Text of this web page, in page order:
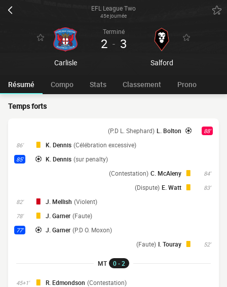
EFL League Two
45e journée
Carlisle
Terminé
2 - 3
Salford
Résumé Compo Stats Classement Prono
Temps forts
88'
L. Bolton
(P.D L. Shephard)
86' K. Dennis (Célébration excessive)
85' K. Dennis (sur penalty)
84'
C. McAleny
(Contestation)
83'
E. Watt
(Dispute)
82' J. Mellish (Violent)
78' J. Garner (Faute)
77' J. Garner (P.D O. Moxon)
52'
I. Touray
(Faute)
MT 0 - 2
45+1' R. Edmondson (Contestation)